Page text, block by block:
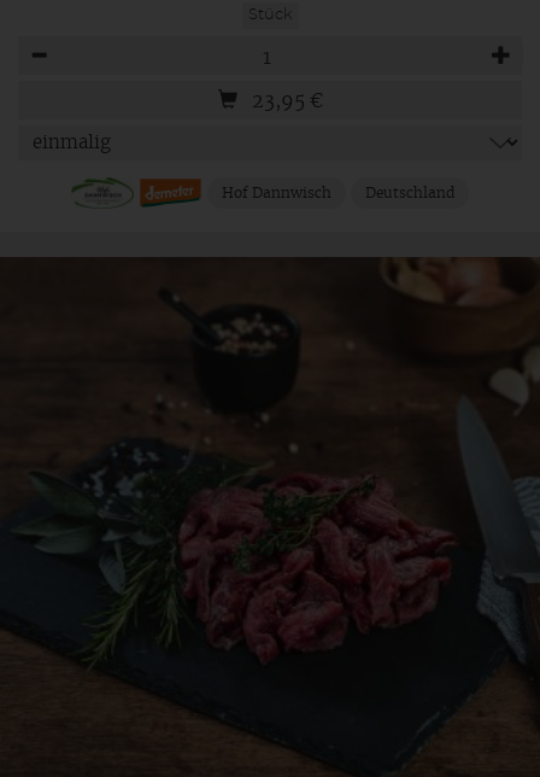
Stück
23,95 €
Hof Dannwisch Deutschland